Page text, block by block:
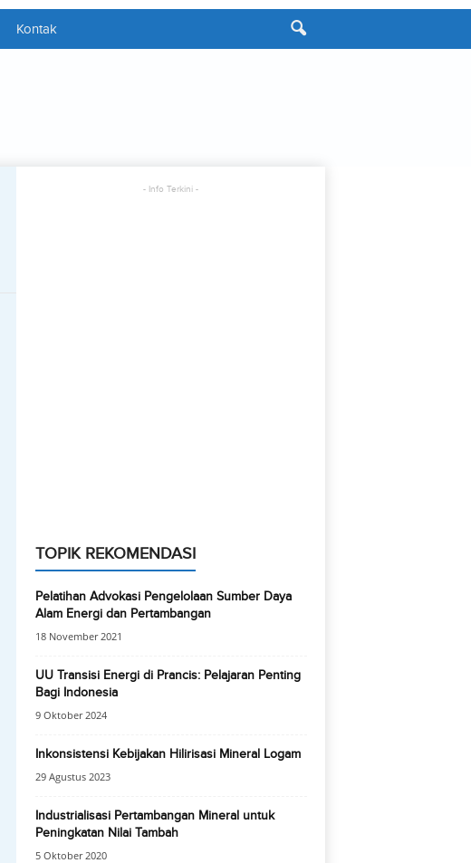
Kontak
- Info Terkini -
TOPIK REKOMENDASI
Pelatihan Advokasi Pengelolaan Sumber Daya
Alam Energi dan Pertambangan
18 November 2021
UU Transisi Energi di Prancis: Pelajaran Penting
Bagi Indonesia
9 Oktober 2024
Inkonsistensi Kebijakan Hilirisasi Mineral Logam
29 Agustus 2023
Industrialisasi Pertambangan Mineral untuk
Peningkatan Nilai Tambah
5 Oktober 2020